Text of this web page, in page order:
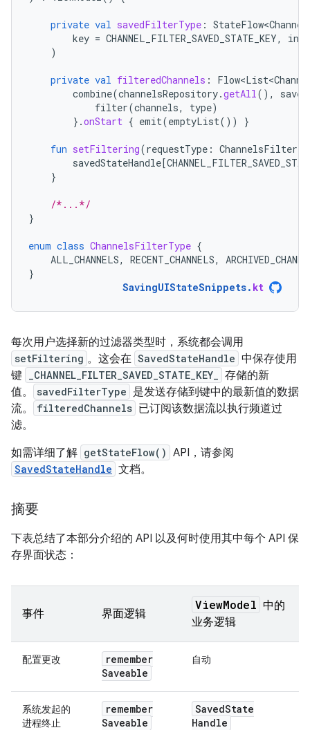
private val savedFilterType :
key = CHANNEL_FILTER_SAVED_STATE_KEY,
)
private val filteredChannels :
combine(channelsRepository.getAll(),
filter(channels, type)
}.onStart { emit(emptyList()) }
fun setFiltering(requestType :
savedStateHandle[
}
/*...*/
}
enum class ChannelsFilterType {
ALL_CHANNELS, RECENT_CHANNELS,
}
SavingUIStateSnippets. kt
每次用户选择新的过滤器类型时，系统都会调用
setFiltering 。这会在 SavedStateHandle 中保存使用
键
_CHANNEL_FILTER_SAVED_STATE_KEY_
存储的新
值。
savedFilterType 是发送存储到键中的最新值的数据
流。
filteredChannels 已订阅该数据流以执行频道过
滤。
如需详细了解 getStateFlow() API，请参阅
SavedStateHandle 文档。
摘要
下表总结了本部分介绍的 API 以及何时使用其中每个 API 保
存界面状态：
事件 界面逻辑
ViewModel 中的
业务逻辑
配置更改
remember
Saveable
自动
系统发起的
进程终止
remember
Saveable
SavedState
Handle